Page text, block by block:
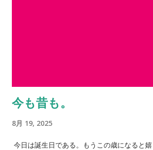
今も昔も。
8月 19, 2025
今日は誕生日である。もうこの歳になると